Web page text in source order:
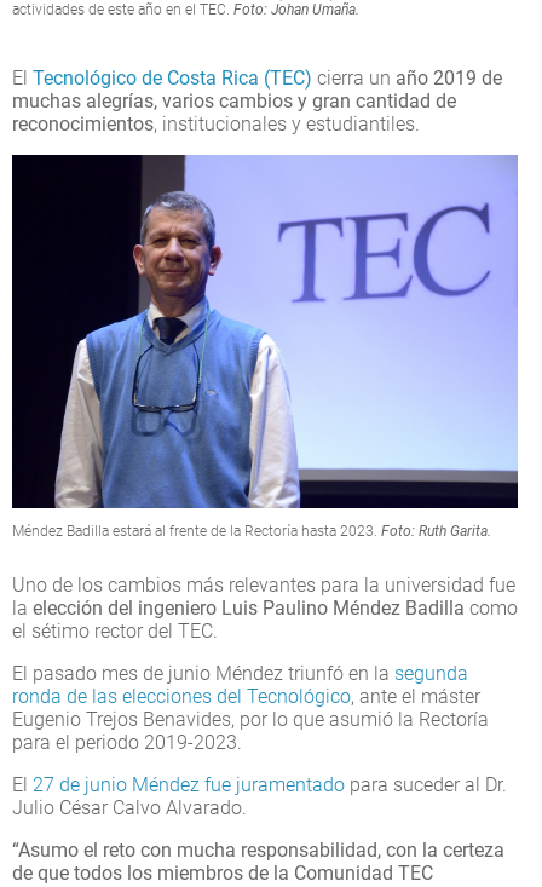
actividades de este año en el TEC. Foto: Johan Umaña.
El Tecnológico de Costa Rica (TEC) cierra un año 2019 de
muchas alegrías, varios cambios y gran cantidad de
reconocimientos, institucionales y estudiantiles.
Méndez Badilla estará al frente de la Rectoría hasta 2023. Foto: Ruth Garita.
Uno de los cambios más relevantes para la universidad fue
la elección del ingeniero Luis Paulino Méndez Badilla como
el sétimo rector del TEC.
El pasado mes de junio Méndez triunfó en la segunda
ronda de las elecciones del Tecnológico, ante el máster
Eugenio Trejos Benavides, por lo que asumió la Rectoría
para el periodo 2019-2023.
El 27 de junio Méndez fue juramentado para suceder al Dr.
Julio César Calvo Alvarado.
“Asumo el reto con mucha responsabilidad, con la certeza
de que todos los miembros de la Comunidad TEC